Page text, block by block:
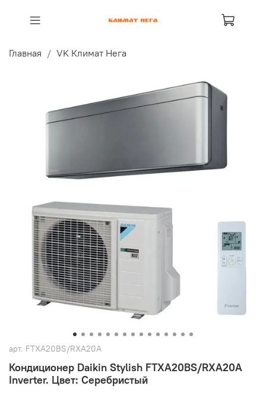
Главная VK Климат Нега
арт. FTXA20BS/RXA20A
Кондиционер Daikin Stylish FTXA20BS/RXA20A
Inverter. Цвет: Серебристый